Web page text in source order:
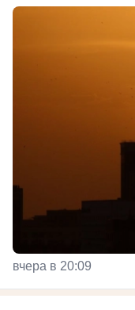
вчера в 20:09